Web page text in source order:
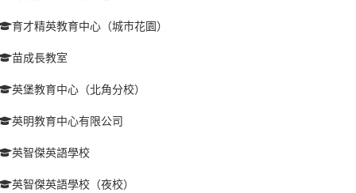
育才精英教育中心（城巿花園）
苗成長教室
英堡教育中心（北角分校）
英明教育中心有限公司
英智傑英語學校
英智傑英語學校（夜校）